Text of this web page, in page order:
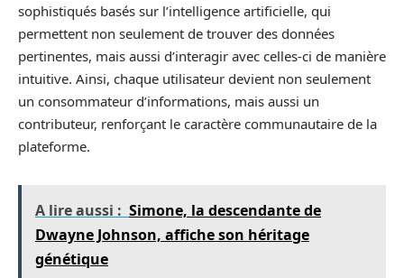
sophistiqués basés sur l’intelligence artificielle, qui
permettent non seulement de trouver des données
pertinentes, mais aussi d’interagir avec celles-ci de manière
intuitive. Ainsi, chaque utilisateur devient non seulement
un consommateur d’informations, mais aussi un
contributeur, renforçant le caractère communautaire de la
plateforme.
A lire aussi : Simone, la descendante de
Dwayne Johnson, affiche son héritage
génétique